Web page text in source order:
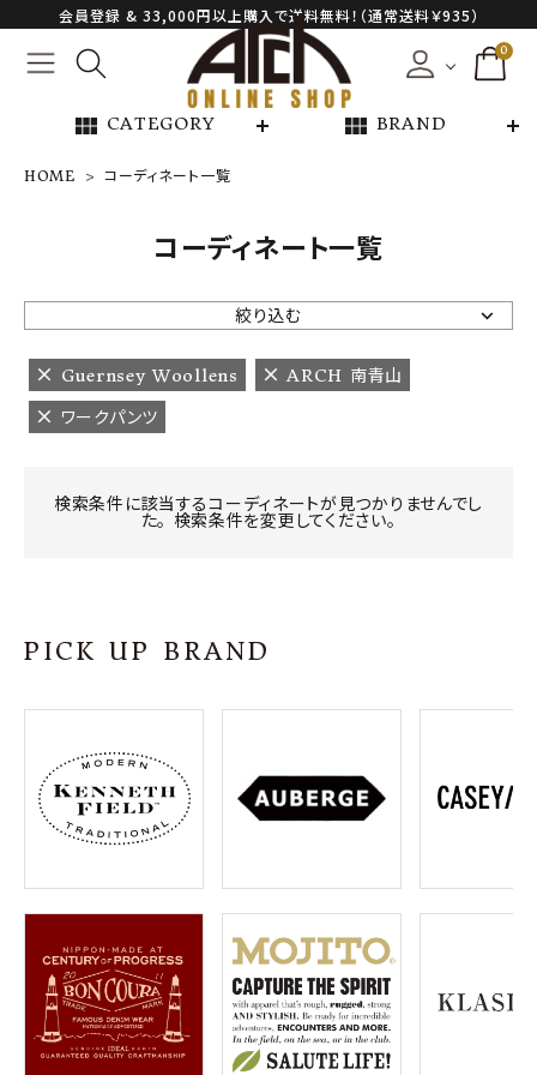
会員登録 & 33,000円以上購入で送料無料！（通常送料￥935）
0
view_module CATEGORY view_module BRAND
NEW ARRIVAL
ARCH EXCLUSIVE
BRAND
CATEGORY
プライバシーポリシー
特定商取引法について
お問い合わせ
OFFICIAL WEB SITE
meeting_room ログイン 会員登録
HOME コーディネート一覧
コーディネート一覧
絞り込む
Guernsey Woollens
ARCH 南青山
ワークパンツ
検索条件に該当するコーディネートが見つかりませんでし
た。 検索条件を変更してください。
PICK UP BRAND